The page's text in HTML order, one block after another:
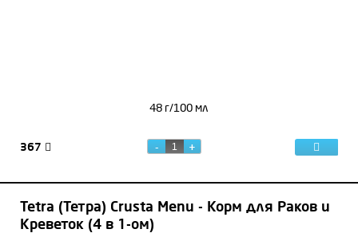
48 г/100 мл
367
Tetra (Тетра) Crusta Menu - Корм для Раков и
Креветок (4 в 1-ом)